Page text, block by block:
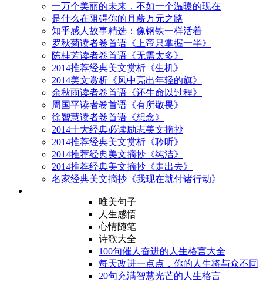
一万个美丽的未来，不如一个温暖的现在
是什么在阻碍你的月薪万元之路
知乎感人故事精选：像钢铁一样活着
罗秋菊读者卷首语《上帝只掌握一半》
陈桂芳读者卷首语《无需太多》
2014推荐经典美文赏析《生机》
2014美文赏析《风中亮出年轻的旗》
余秋雨读者卷首语《还生命以过程》
周国平读者卷首语《有所敬畏》
徐智慧读者卷首语《想念》
2014十大经典必读励志美文摘抄
2014推荐经典美文赏析《聆听》
2014推荐经典美文摘抄《纯洁》
2014推荐经典美文摘抄《走出去》
名家经典美文摘抄《我现在就付诸行动》
唯美句子
人生感悟
心情随笔
诗歌大全
100句催人奋进的人生格言大全
每天改进一点点，你的人生将与众不同
20句充满智慧光芒的人生格言